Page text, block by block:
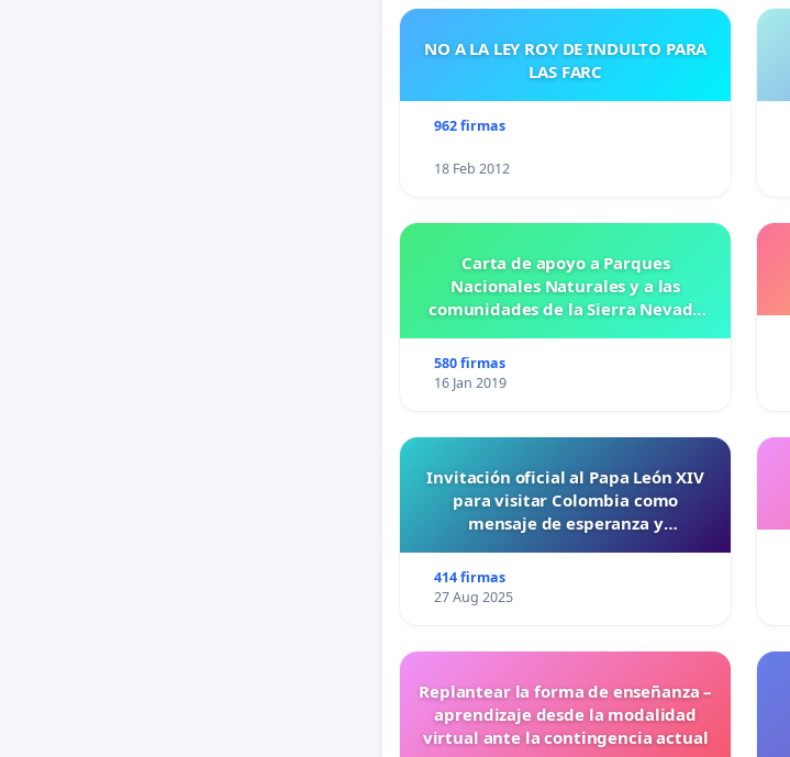
NO A LA LEY ROY DE INDULTO PARA
LAS FARC
962 firmas
18 Feb 2012
Carta de apoyo a Parques
Nacionales Naturales y a las
comunidades de la Sierra Nevada
580 firmas
16 Jan 2019
Invitación oficial al Papa León XIV
para visitar Colombia como
mensaje de esperanza y
414 firmas
27 Aug 2025
Replantear la forma de enseñanza –
aprendizaje desde la modalidad
virtual ante la contingencia actual